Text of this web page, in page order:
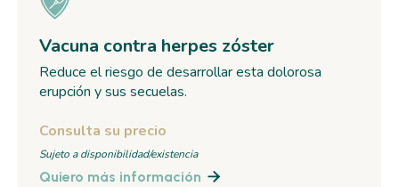
Vacuna contra herpes zóster
Reduce el riesgo de desarrollar esta dolorosa
erupción y sus secuelas.
Consulta su precio
Sujeto a disponibilidad/existencia
Quiero más información 